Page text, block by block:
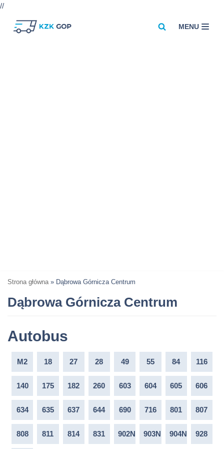
//
MENU
Strona główna » Dąbrowa Górnicza Centrum
Dąbrowa Górnicza Centrum
Autobus
M2 18 27 28 49 55 84 116
140 175 182 260 603 604 605 606
634 635 637 644 690 716 801 807
808 811 814 831 902N 903N 904N 928